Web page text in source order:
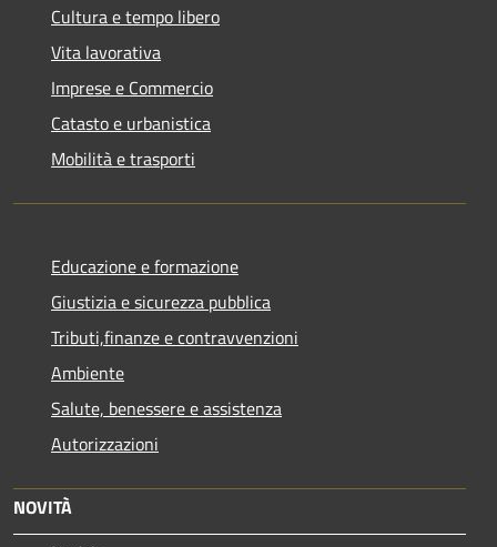
Cultura e tempo libero
Vita lavorativa
Imprese e Commercio
Catasto e urbanistica
Mobilità e trasporti
Educazione e formazione
Giustizia e sicurezza pubblica
Tributi,finanze e contravvenzioni
Ambiente
Salute, benessere e assistenza
Autorizzazioni
NOVITÀ